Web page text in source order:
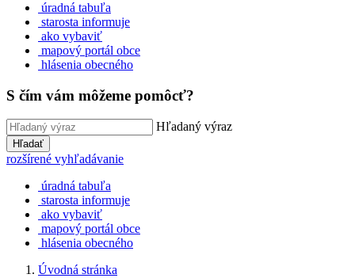
úradná tabuľa
starosta informuje
ako vybaviť
mapový portál obce
hlásenia obecného
S čím vám môžeme pomôcť?
Hľadaný výraz
Hľadať
rozšírené vyhľadávanie
úradná tabuľa
starosta informuje
ako vybaviť
mapový portál obce
hlásenia obecného
Úvodná stránka